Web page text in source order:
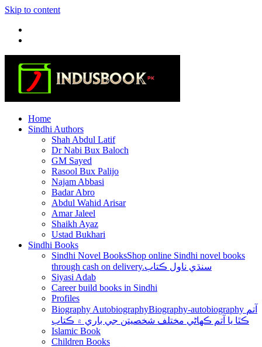
Skip to content
Home
Sindhi Authors
Shah Abdul Latif
Dr Nabi Bux Baloch
GM Sayed
Rasool Bux Palijo
Najam Abbasi
Badar Abro
Abdul Wahid Arisar
Amar Jaleel
Shaikh Ayaz
Ustad Bukhari
Sindhi Books
Sindhi Novel BooksShop online Sindhi novel books
through cash on delivery.سنڌي ناول ڪتاب
Siyasi Adab
Career build books in Sindhi
Profiles
Biography AutobiographyBiography-autobiography آتم
ڪٿا يا آتم ڪھاڻي مختلف شخصيتن جي باري ۾ ڪتاب
Islamic Book
Children Books